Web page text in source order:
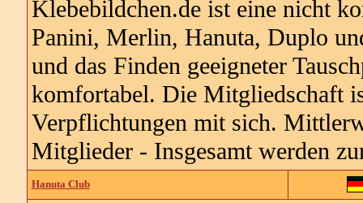
Klebebildchen.de ist eine nicht
Panini, Merlin, Hanuta, Duplo
und das Finden geeigneter
komfortabel. Die Mitgliedschaft
Verpflichtungen mit sich.
Mitglieder - Insgesamt werden
Hanuta Club